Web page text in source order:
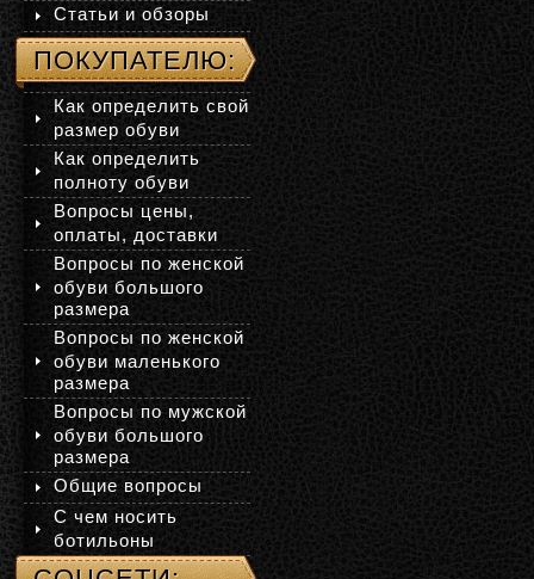
Статьи и обзоры
ПОКУПАТЕЛЮ:
Как определить свой
размер обуви
Как определить
полноту обуви
Вопросы цены,
оплаты, доставки
Вопросы по женской
обуви большого
размера
Вопросы по женской
обуви маленького
размера
Вопросы по мужской
обуви большого
размера
Общие вопросы
С чем носить
ботильоны